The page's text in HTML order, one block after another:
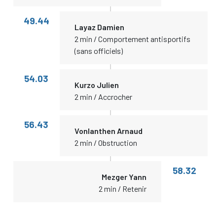
49.44
Layaz Damien
2 min / Comportement antisportifs
(sans officiels)
54.03
Kurzo Julien
2 min / Accrocher
56.43
Vonlanthen Arnaud
2 min / Obstruction
Mezger Yann
2 min / Retenir
58.32